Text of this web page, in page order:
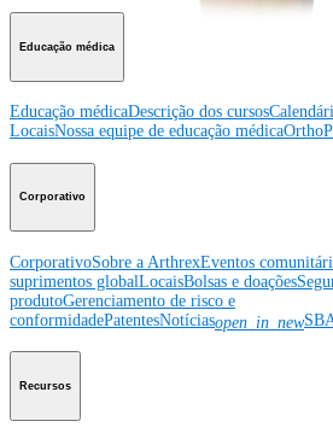
Educação médica
Educação médicaDescrição dos cursos
LocaisNossa equipe de educação médica
Corporativo
CorporativoSobre a ArthrexEventos
suprimentos globalLocaisBolsas e doações
produtoGerenciamento de risco e
conformidadePatentesNotíciasopen_in_new
Recursos